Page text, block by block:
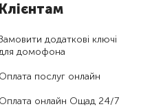
Клієнтам
додаткові ключі
домофона
Оплата послуг онлайн
Оплата онлайн Ощад 24/7